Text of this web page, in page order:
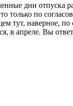
дни отпуска
только по
тут, наверное,
в апреле. Вы